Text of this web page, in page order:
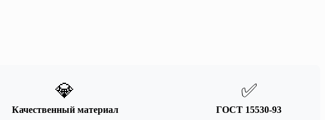
💎
Качественный материал
✅
ГОСТ 15530-93